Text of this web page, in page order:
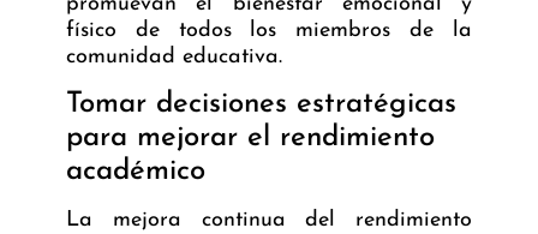
físico de todos los miembros de la
comunidad educativa.
Tomar decisiones estratégicas
para mejorar el rendimiento
académico
La mejora continua del rendimiento